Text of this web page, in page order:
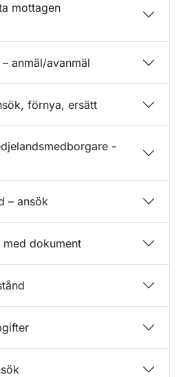
mottagen
anmäl/avanmäl
förnya, ersätt
-
– ansök
med dokument